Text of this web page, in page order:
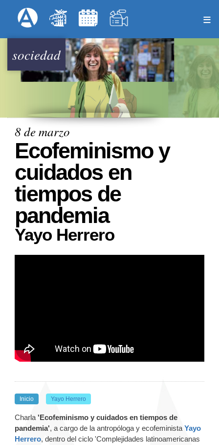
al
principal
Menú Superior
sociedad
8 de marzo
Ecofeminismo y
cuidados en
tiempos de
pandemia
Yayo Herrero
Inicio Yayo Herrero
Charla 'Ecofeminismo y cuidados en tiempos de
pandemia', a cargo de la antropóloga y ecofeminista Yayo
Herrero, dentro del ciclo 'Complejidades latinoamericanas